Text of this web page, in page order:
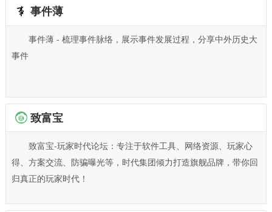
事件薄
事件薄 - 梳理事件脉络，展示事件发展过程，分享中外历史大
事件
致富宝
致富宝-玩家时代论坛：专注于软件工具、网络资源、玩家心
得、方案交流、防骗曝光等，时代集团倾力打造旗舰品牌，带你回
归真正的玩家时代！